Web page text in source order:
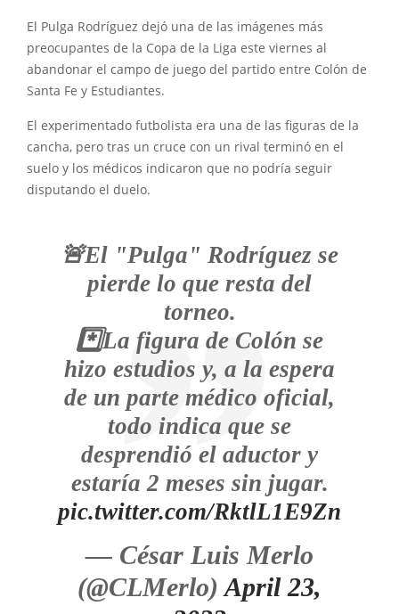
El Pulga Rodríguez dejó una de las imágenes más
preocupantes de la Copa de la Liga este viernes al
abandonar el campo de juego del partido entre Colón de
Santa Fe y Estudiantes.
El experimentado futbolista era una de las figuras de la
cancha, pero tras un cruce con un rival terminó en el
suelo y los médicos indicaron que no podría seguir
disputando el duelo.
🚨El "Pulga" Rodríguez se
pierde lo que resta del
torneo.
*️⃣La figura de Colón se
hizo estudios y, a la espera
de un parte médico oficial,
todo indica que se
desprendió el aductor y
estaría 2 meses sin jugar.
pic.twitter.com/RktlL1E9Zn
— César Luis Merlo
(@CLMerlo)April 23,